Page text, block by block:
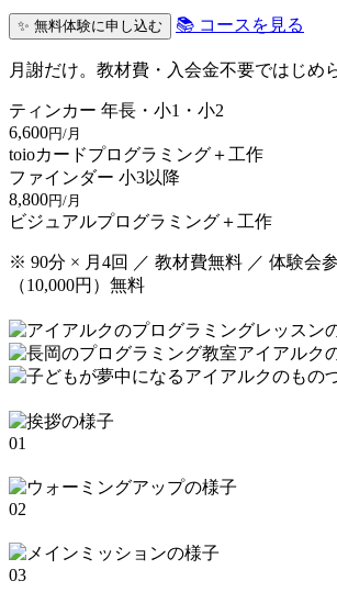
✨ 無料体験に申し込む 📚 コースを見る
月謝だけ。教材費・入会金不要ではじめ
ティンカー 年長・小1・小2
6,600円/月
toioカードプログラミング＋工作
ファインダー 小3以降
8,800円/月
ビジュアルプログラミング＋工作
※ 90分 × 月4回 ／ 教材費無料 ／ 体験会
（10,000円）無料
01
02
03